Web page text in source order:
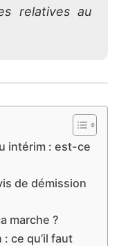
relatives au
intérim : est-ce
de démission
marche ?
ce qu’il faut